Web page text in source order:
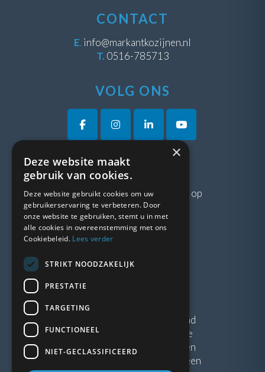
CONTACT
E.info@markantkozijnen.nl
T. 0516-785713
VOLG ONS
VRAGEN?
Neem gerustcontactmet ons op
LINKS
Blogs
Algemene voorwaarden
Kunststof Kozijnen Friesland
Kunststof kozijnen Drenthe
Kunststof Kozijnen Drachten
Kunststof Kozijnen Hoogeveen
×
Deze website maakt
gebruik van cookies.
Deze website gebruikt cookies om uw
gebruikerservaring te verbeteren. Door
onze website te gebruiken, stemt u in met
alle cookies in overeenstemming met ons
Cookiebeleid. Lees verder
STRIKT NOODZAKELIJK
PRESTATIE
TARGETING
FUNCTIONEEL
NIET-GECLASSIFICEERD